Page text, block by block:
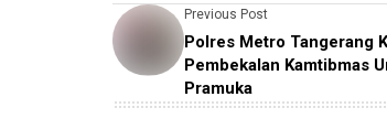
Previous Post
Polres Metro Tangerang
Pembekalan Kamtibmas
Pramuka